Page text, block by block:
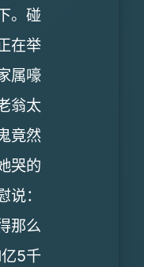
。碰
在举
属嚎
翁太
竟然
哭的
：
那么
5千